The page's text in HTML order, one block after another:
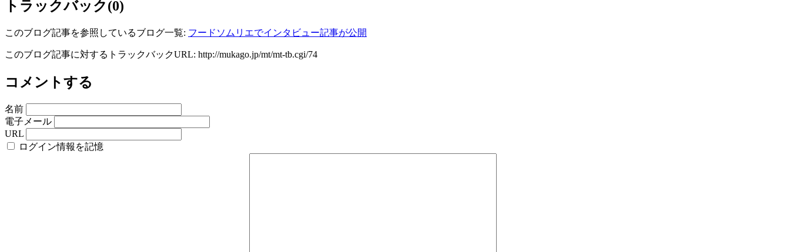
トラックバック(0)
このブログ記事を参照しているブログ一覧: フードソムリエでインタビュー記事が公開
このブログ記事に対するトラックバックURL: http://mukago.jp/mt/mt-tb.cgi/74
コメントする
名前
電子メール
URL
ログイン情報を記憶